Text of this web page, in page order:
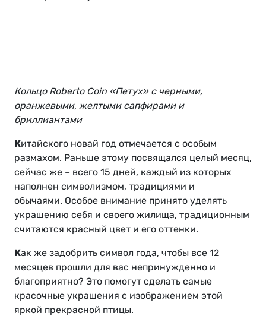
Кольцо Roberto Coin «Петух» с черными,
оранжевыми, желтыми сапфирами и
бриллиантами
Китайского новай год отмечается с особым
размахом. Раньше этому посвящался целый месяц,
сейчас же – всего 15 дней, каждый из которых
наполнен символизмом, традициями и
обычаями. Особое внимание принято уделять
украшению себя и своего жилища, традиционным
считаются красный цвет и его оттенки.
Как же задобрить символ года, чтобы все 12
месяцев прошли для вас непринужденно и
благоприятно? Это помогут сделать самые
красочные украшения с изображением этой
яркой прекрасной птицы.